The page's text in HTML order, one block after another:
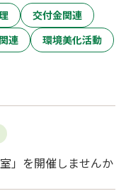
交付金関連
連
環境美化活動
」を開催しませんか